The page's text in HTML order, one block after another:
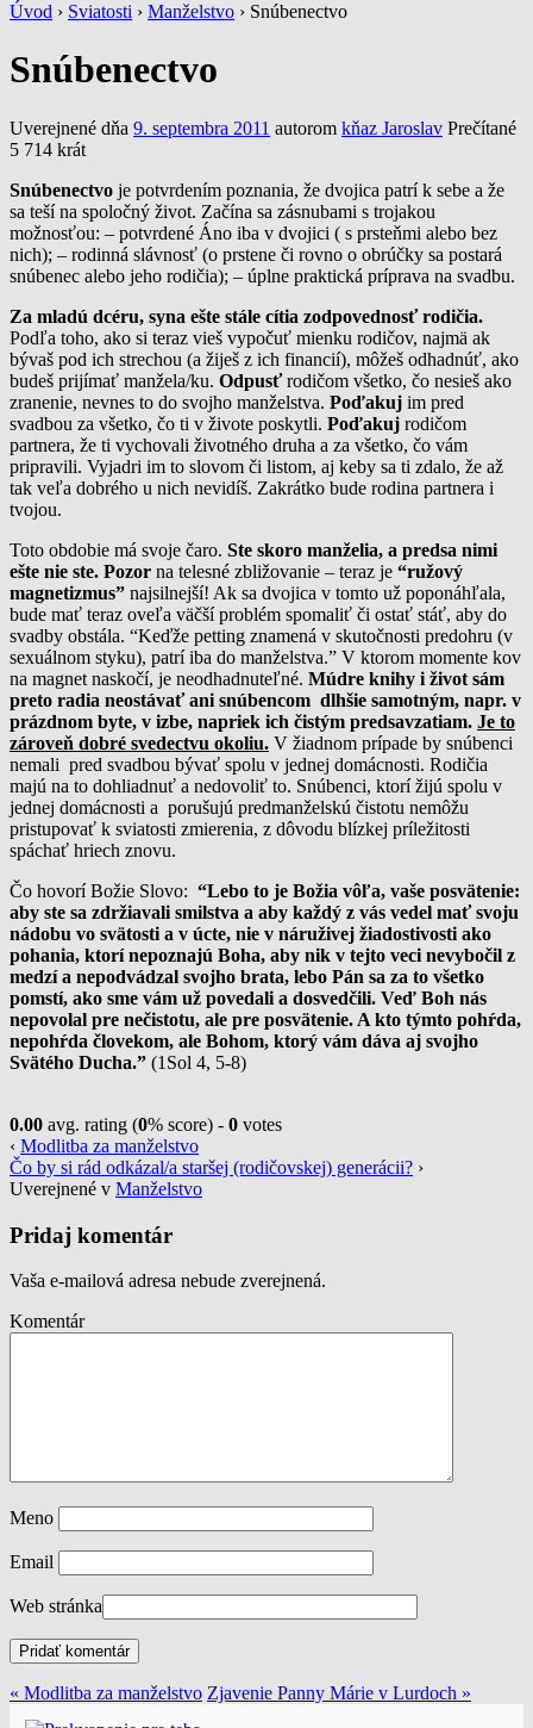
Úvod › Sviatosti › Manželstvo › Snúbenectvo
Snúbenectvo
Uverejnené dňa 9. septembra 2011 autorom kňaz Jaroslav Prečítané
5 714 krát
Snúbenectvo je potvrdením poznania, že dvojica patrí k sebe a že
sa teší na spoločný život. Začína sa zásnubami s trojakou
možnosťou: – potvrdené Áno iba v dvojici ( s prsteňmi alebo bez
nich); – rodinná slávnosť (o prstene či rovno o obrúčky sa postará
snúbenec alebo jeho rodičia); – úplne praktická príprava na svadbu.
Za mladú dcéru, syna ešte stále cítia zodpovednosť rodičia.
Podľa toho, ako si teraz vieš vypočuť mienku rodičov, najmä ak
bývaš pod ich strechou (a žiješ z ich financií), môžeš odhadnúť, ako
budeš prijímať manžela/ku. Odpusťrodičom všetko, čo nesieš ako
zranenie, nevnes to do svojho manželstva. Poďakuj im pred
svadbou za všetko, čo ti v živote poskytli. Poďakuj rodičom
partnera, že ti vychovali životného druha a za všetko, čo vám
pripravili. Vyjadri im to slovom či listom, aj keby sa ti zdalo, že až
tak veľa dobrého u nich nevidíš. Zakrátko bude rodina partnera i
tvojou.
Toto obdobie má svoje čaro. Ste skoro manželia, a predsa nimi
ešte nie ste. Pozor na telesné zbližovanie – teraz je “ružový
magnetizmus” najsilnejší! Ak sa dvojica v tomto už poponáhľala,
bude mať teraz oveľa väčší problém spomaliť či ostať stáť, aby do
svadby obstála. “Keďže petting znamená v skutočnosti predohru (v
sexuálnom styku), patrí iba do manželstva.” V ktorom momente kov
na magnet naskočí, je neodhadnuteľné. Múdre knihy i život sám
preto radia neostávať ani snúbencom dlhšie samotným, napr. v
prázdnom byte, v izbe, napriek ich čistým predsavzatiam. Je to
zároveň dobré svedectvu okoliu. V žiadnom prípade by snúbenci
nemali pred svadbou bývať spolu v jednej domácnosti. Rodičia
majú na to dohliadnuť a nedovoliť to. Snúbenci, ktorí žijú spolu v
jednej domácnosti a porušujú predmanželskú čistotu nemôžu
pristupovať k sviatosti zmierenia, z dôvodu blízkej príležitosti
spáchať hriech znovu.
Čo hovorí Božie Slovo: “Lebo to je Božia vôľa, vaše posvätenie:
aby ste sa zdržiavali smilstva a aby každý z vás vedel mať svoju
nádobu vo svätosti a v úcte, nie v náruživej žiadostivosti ako
pohania, ktorí nepoznajú Boha, aby nik v tejto veci nevybočil z
medzí a nepodvádzal svojho brata, lebo Pán sa za to všetko
pomstí, ako sme vám už povedali a dosvedčili. Veď Boh nás
nepovolal pre nečistotu, ale pre posvätenie. A kto týmto pohŕda,
nepohŕda človekom, ale Bohom, ktorý vám dáva aj svojho
Svätého Ducha.” (1Sol 4, 5-8)
0.00 avg. rating (0% score) - 0 votes
‹ Modlitba za manželstvo
Čo by si rád odkázal/a staršej (rodičovskej) generácii? ›
Uverejnené v Manželstvo
Pridaj komentár
Vaša e-mailová adresa nebude zverejnená.
Komentár
Meno
Email
Web stránka
« Modlitba za manželstvo Zjavenie Panny Márie v Lurdoch »